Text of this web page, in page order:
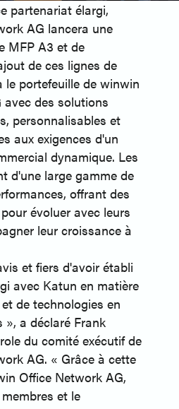
partenariat élargi,
AG lancera une
MFP A3 et de
de ces lignes de
le portefeuille de winwin
des solutions
personnalisables et
aux exigences d'un
dynamique. Les
d'une large gamme de
offrant des
évoluer avec leurs
leur croissance à
et fiers d'avoir établi
avec Katun en matière
de technologies en
», a déclaré Frank
du comité exécutif de
AG. « Grâce à cette
Office Network AG,
et le